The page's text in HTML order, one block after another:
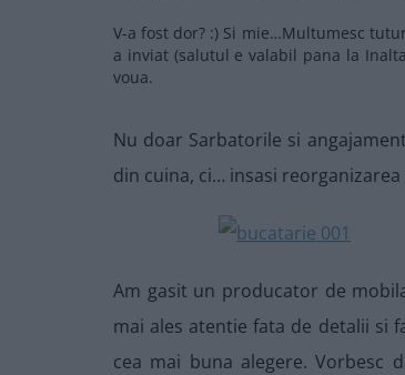
V-a fost dor? :) Si mie…Multumesc
a inviat (salutul e valabil pana la
voua.
Nu doar Sarbatorile si
din cuina, ci… insasi reorganizarea
Am gasit un producator de
mai ales atentie fata de detalii si
cea mai buna alegere. Vorbesc